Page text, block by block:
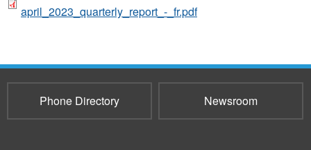
april_2023_quarterly_report_-_fr.pdf
Phone Directory Newsroom